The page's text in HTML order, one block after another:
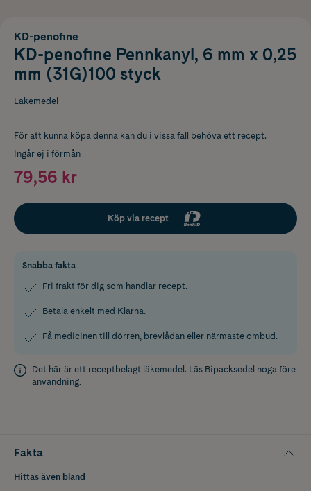
KD-penofine
KD-penofine Pennkanyl, 6 mm x 0,25
mm (31G)100 styck
Läkemedel
För att kunna köpa denna kan du i vissa fall behöva ett recept.
Ingår ej i förmån
79,56 kr
Köp via recept
Snabba fakta
Fri frakt för dig som handlar recept.
Betala enkelt med Klarna.
Få medicinen till dörren, brevlådan eller närmaste ombud.
Det här är ett receptbelagt läkemedel. Läs Bipacksedel noga före
användning.
Fakta
Hittas även bland